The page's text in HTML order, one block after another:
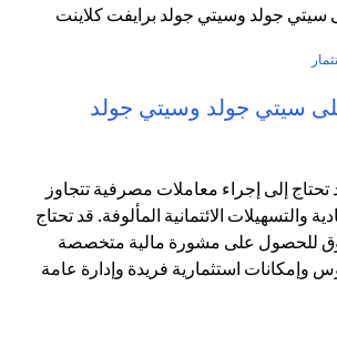
سيتي جولد وسيتي جولد
إلى إجراء معاملات مصرفية تتجاوز
والتسهيلات الائتمانية المألوفة. قد تحتاج
للحصول على مشورة مالية متخصصة
استثمارية فريدة وإدارة عامة